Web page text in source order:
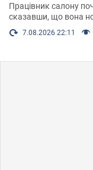
Працівник салону
сказавши, що вона
7.08.2026 22:11